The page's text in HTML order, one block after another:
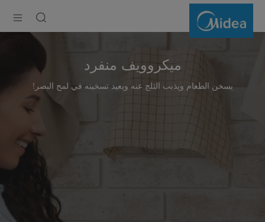
ميكروويف منفرد
يسخن الطعام ويذيب الثلج عنه ويعيد تسخينه في لمح البصر!